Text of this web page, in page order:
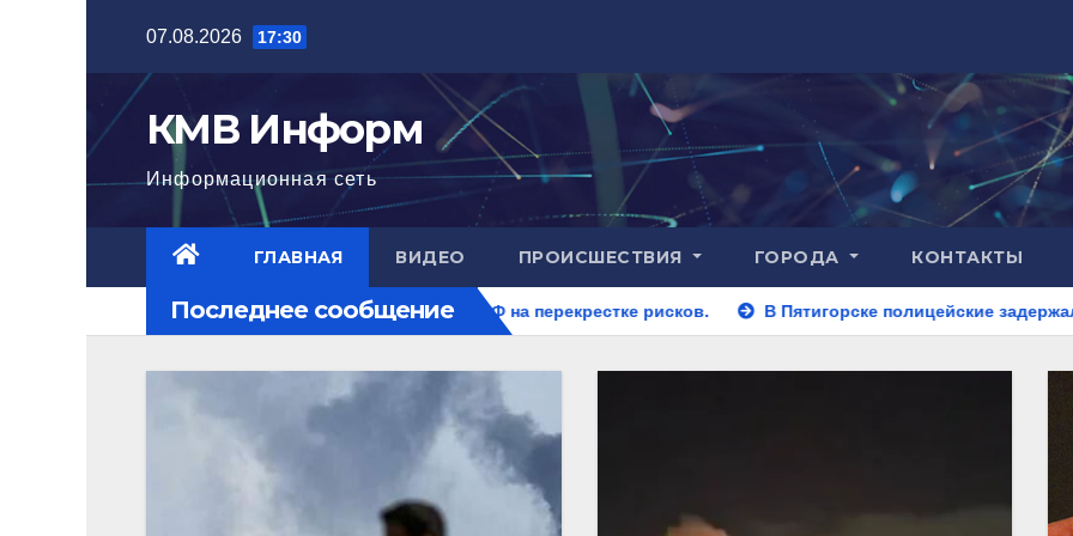
содержимому
07.08.2026 17:30
КМВ Информ
Информационная сеть
ГЛАВНАЯ ВИДЕО ПРОИСШЕСТВИЯ ГОРОДА КОНТАКТЫ
Последнее сообщение
Ближний Восток горит. РФ на перекрестке рисков. В Пятигорске полицейские задержали закладчика,